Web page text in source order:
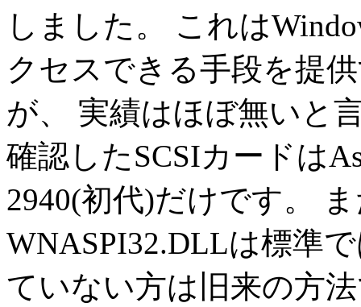
しました。 これは
クセスできる手段を提
が、 実績はほぼ無いと
確認したSCSIカードは
2940(初代)だけです。
WNASPI32.DLLは標準
ていない方は旧来の方